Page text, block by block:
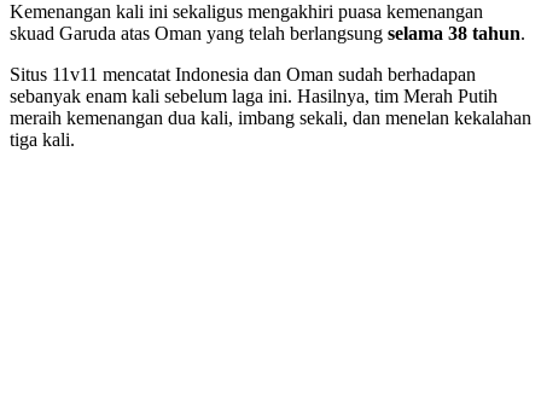
Kemenangan kali ini sekaligus mengakhiri puasa kemenangan
skuad Garuda atas Oman yang telah berlangsung selama 38 tahun.
Situs 11v11 mencatat Indonesia dan Oman sudah berhadapan
sebanyak enam kali sebelum laga ini. Hasilnya, tim Merah Putih
meraih kemenangan dua kali, imbang sekali, dan menelan kekalahan
tiga kali.